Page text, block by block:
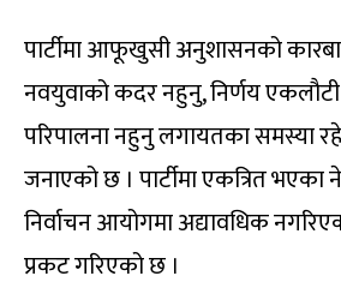
पार्टीमा आफूखुसी अनुशासनको
नवयुवाको कदर नहुनु, निर्णय
परिपालना नहुनु लगायतका समस्या
जनाएको छ । पार्टीमा एकत्रित
निर्वाचन आयोगमा अद्यावधिक
प्रकट गरिएको छ ।